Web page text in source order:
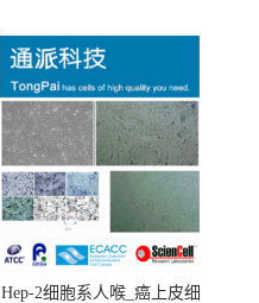
Hep-2细胞系人喉_癌上皮细